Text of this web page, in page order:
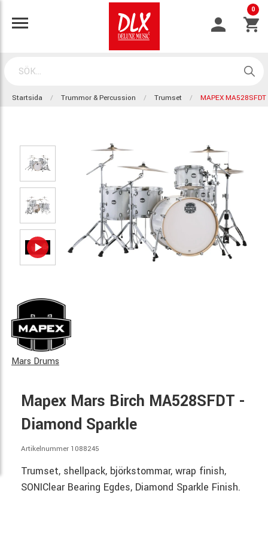
0
Startsida Trummor & Percussion Trumset MAPEX MA528SFDT
Mars Drums
Mapex Mars Birch MA528SFDT -
Diamond Sparkle
Artikelnummer 1088245
Trumset, shellpack, björkstommar, wrap finish,
SONIClear Bearing Egdes, Diamond Sparkle Finish.